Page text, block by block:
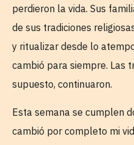
perdieron la vida. Sus
de sus tradiciones
y ritualizar desde lo
cambió para siempre. Las
supuesto, continuaron.
Esta semana se cumplen
cambió por completo mi